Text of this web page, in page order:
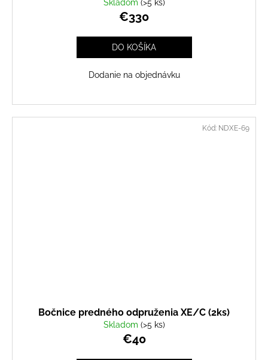
Skladom (>5 ks)
€330
DO KOŠÍKA
Dodanie na objednávku
Bočnice predného odpruženia XE/C (2ks)
Skladom (>5 ks)
€40
Kód: NDXE-69